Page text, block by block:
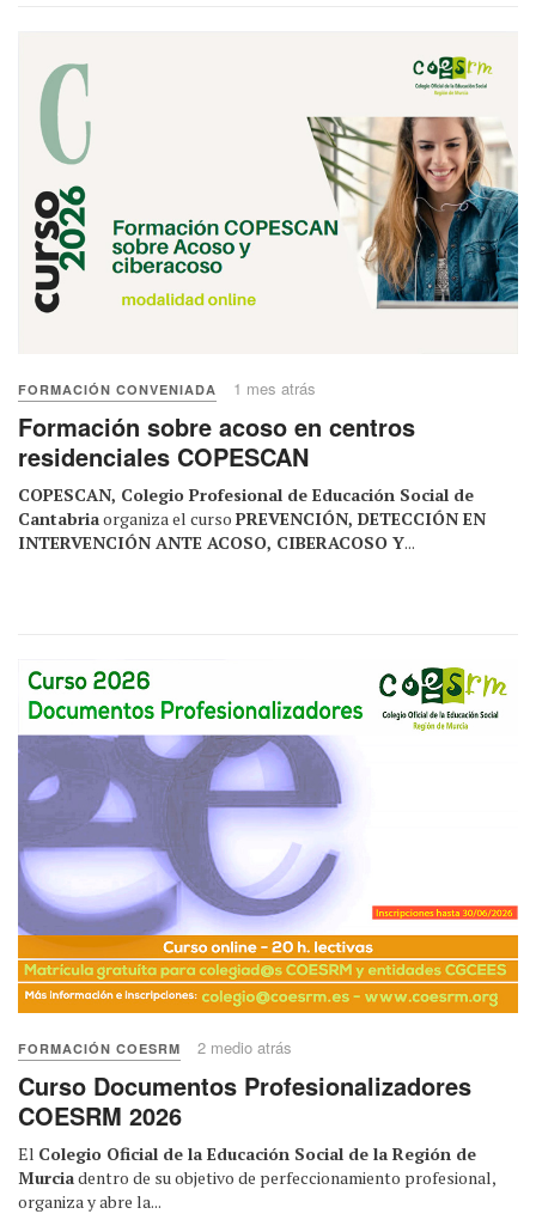
FORMACIÓN CONVENIADA 1 mes atrás
Formación sobre acoso en centros
residenciales COPESCAN
COPESCAN, Colegio Profesional de Educación Social de
Cantabriaorganiza el curso PREVENCIÓN, DETECCIÓN EN
INTERVENCIÓN ANTE ACOSO, CIBERACOSO Y...
FORMACIÓN COESRM 2 medio atrás
Curso Documentos Profesionalizadores
COESRM 2026
El Colegio Oficial de la Educación Social de la Región de
Murciadentro de su objetivo de perfeccionamiento profesional,
organiza y abre la...